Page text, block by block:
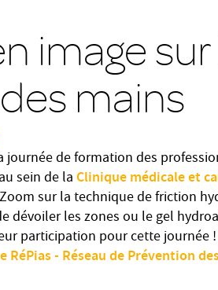
image
mains
journée de formation des
sein de la Clinique médicale et
sur la technique de friction
dévoiler les zones ou le gel
participation pour cette journée
RéPias - Réseau de Prévention